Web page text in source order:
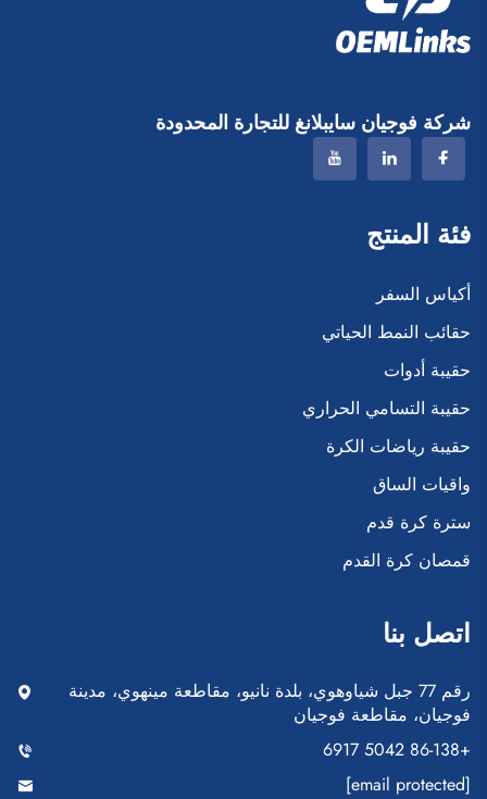
شركة فوجيان سايبلانغ للتجارة المحدودة
فئة المنتج
أكياس السفر
حقائب النمط الحياتي
حقيبة أدوات
حقيبة التسامي الحراري
حقيبة رياضات الكرة
واقيات الساق
سترة كرة قدم
قمصان كرة القدم
اتصل بنا
رقم 77 جبل شياوهوي، بلدة نانيو، مقاطعة مينهوي، مدينة
فوجيان، مقاطعة فوجيان
+86-138 5042 6917
[email protected]